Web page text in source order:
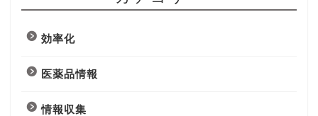
効率化
医薬品情報
情報収集